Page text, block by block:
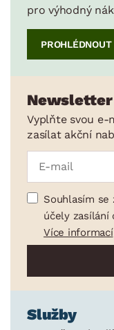
pro výhodný
PROHLÉDNOUT
Newsletter
Vyplňte svou e-
zasílat akční
Souhlasím se
účely zasílání
Více informací
Služby